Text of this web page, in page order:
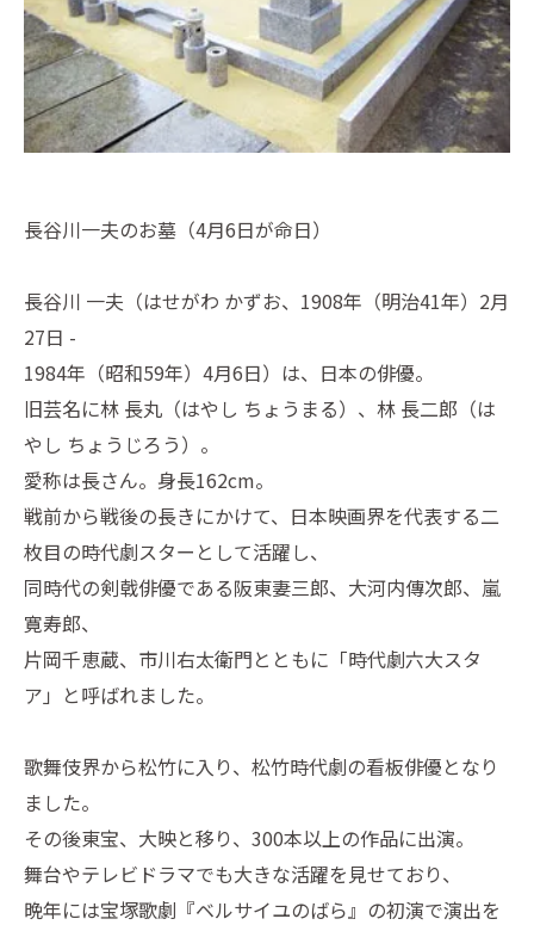
長谷川一夫のお墓（4月6日が命日）
長谷川 一夫（はせがわ かずお、1908年（明治41年）2月
27日 -
1984年（昭和59年）4月6日）は、日本の俳優。
旧芸名に林 長丸（はやし ちょうまる）、林 長二郎（は
やし ちょうじろう）。
愛称は長さん。身長162cm。
戦前から戦後の長きにかけて、日本映画界を代表する二
枚目の時代劇スターとして活躍し、
同時代の剣戟俳優である阪東妻三郎、大河内傳次郎、嵐
寛寿郎、
片岡千恵蔵、市川右太衛門とともに「時代劇六大スタ
ア」と呼ばれました。
歌舞伎界から松竹に入り、松竹時代劇の看板俳優となり
ました。
その後東宝、大映と移り、300本以上の作品に出演。
舞台やテレビドラマでも大きな活躍を見せており、
晩年には宝塚歌劇『ベルサイユのばら』の初演で演出を